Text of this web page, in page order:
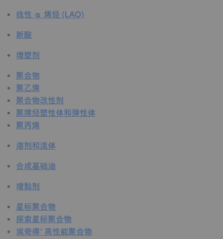
线性 α 烯烃 (LAO)
新酸
增塑剂
聚合物
聚乙烯
聚合物改性剂
聚烯烃塑性体和弹性体
聚丙烯
溶剂和流体
合成基础油
增黏剂
星标聚合物
探索星标聚合物
埃奇得™ 高性能聚合物